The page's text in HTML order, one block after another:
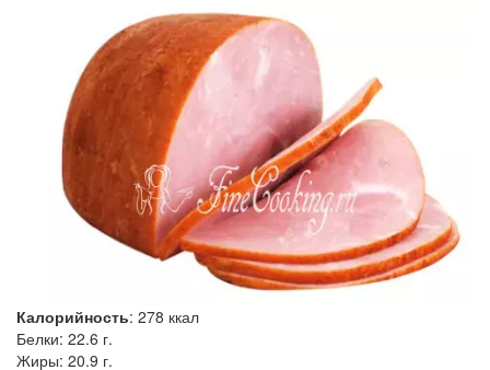
Калорийность: 278 ккал
Белки: 22.6 г.
Жиры: 20.9 г.